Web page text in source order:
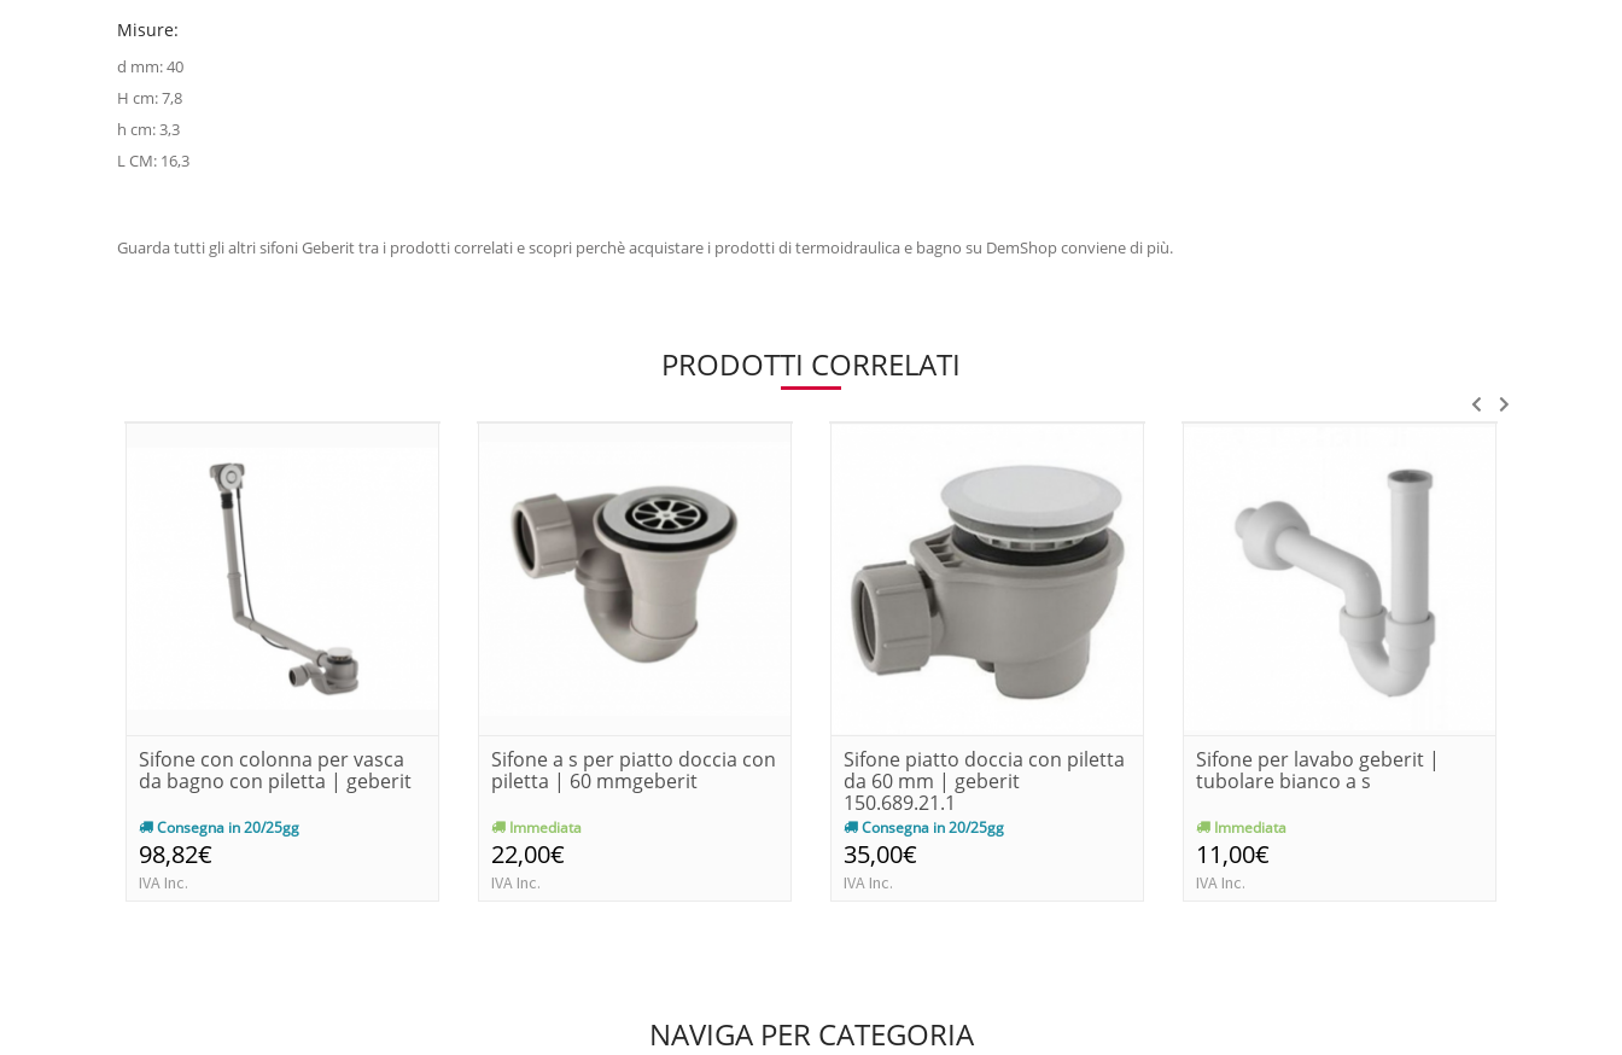
Misure:
d mm: 40
H cm: 7,8
h cm: 3,3
L CM: 16,3
Guarda tutti gli altri sifoni Geberit tra i prodotti correlati e scopri perchè acquistare i prodotti di termoidraulica e bagno su DemShop conviene di più.
PRODOTTI CORRELATI
Sifone con colonna per vasca
da bagno con piletta | geberit
Consegna in 20/25gg
98,82€
IVA Inc.
Sifone a s per piatto doccia con
piletta | 60 mmgeberit
Immediata
22,00€
IVA Inc.
Sifone piatto doccia con piletta
da 60 mm | geberit
150.689.21.1
Consegna in 20/25gg
35,00€
IVA Inc.
Sifone per lavabo geberit |
tubolare bianco a s
Immediata
11,00€
IVA Inc.
NAVIGA PER CATEGORIA